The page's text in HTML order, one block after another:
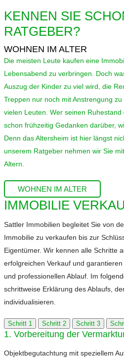
KENNEN SIE
RATGEBER?
WOHNEN IM ALTER
Die meisten Leute kaufen eine
Lebensabend zu verbringen. Doch
Auszug der Kinder zu viel wird, die
Treppen nur noch mit Anstrengung
vielen Leuten. Wer seinen
schon frühzeitig Gedanken darüber,
Denn das Altersheim ist hier längst
unserem Ratgeber nehmen wir Sie
Altern.
WOHNEN IM ALTER
IMMOBILIE
Sattler Immobilien begleitet Sie von
Immobilie zu verkaufen bis zur
Eigentümer. Wir kennen alle Schritte
erfolgreichen Verkauf und
und professionellen Ablauf. Im
schrittweise Erklärung des Ablaufs,
individualisieren.
Schritt 1 Schritt 2 Schritt 3
1. Vorbereitung der
Objektbegutachtung mit speziellem